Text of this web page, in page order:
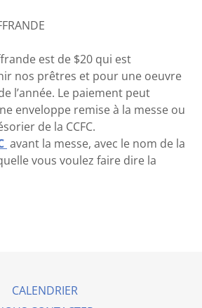
est de $20 qui est
nos prêtres et pour une oeuvre
l’année. Le paiement peut
enveloppe remise à la messe ou
de la CCFC.
avant la messe, avec le nom de la
vous voulez faire dire la
CALENDRIER